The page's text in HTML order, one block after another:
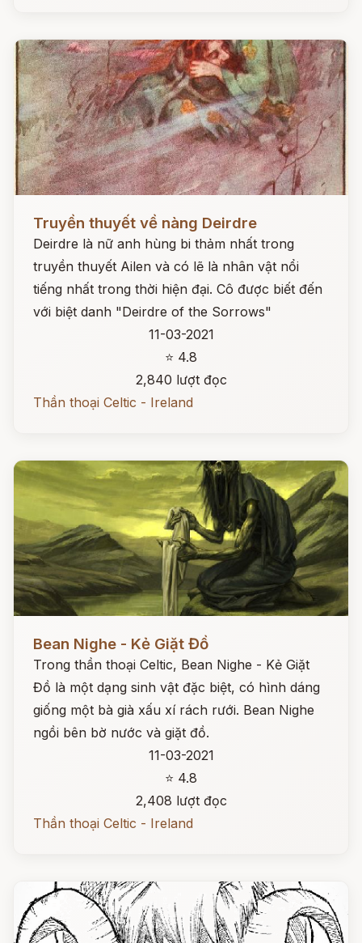
Đọc ngay
Truyền thuyết về nàng Deirdre
Deirdre là nữ anh hùng bi thảm nhất trong
truyền thuyết Ailen và có lẽ là nhân vật nổi
tiếng nhất trong thời hiện đại. Cô được biết đến
với biệt danh "Deirdre of the Sorrows"
11-03-2021
⭐ 4.8
2,840 lượt đọc
Thần thoại Celtic - Ireland
Bean Nighe - Kẻ Giặt Đồ
Trong thần thoại Celtic, Bean Nighe - Kẻ Giặt
Đồ là một dạng sinh vật đặc biệt, có hình dáng
giống một bà già xấu xí rách rưới. Bean Nighe
ngồi bên bờ nước và giặt đồ.
11-03-2021
⭐ 4.8
2,408 lượt đọc
Thần thoại Celtic - Ireland